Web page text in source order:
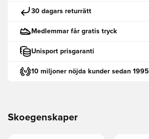
30 dagars returrätt
Medlemmar får gratis tryck
Unisport prisgaranti
10 miljoner nöjda kunder sedan 1995
Skoegenskaper